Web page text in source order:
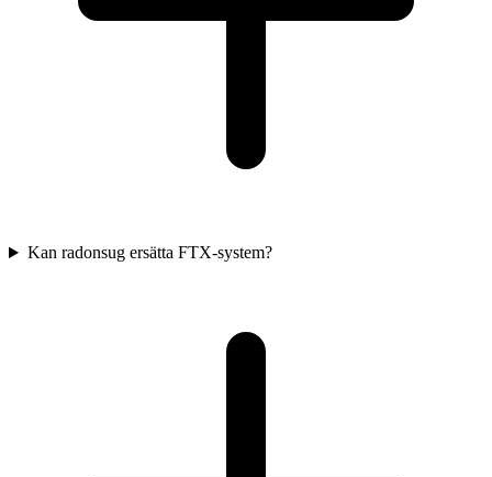
Kan radonsug ersätta FTX-system?